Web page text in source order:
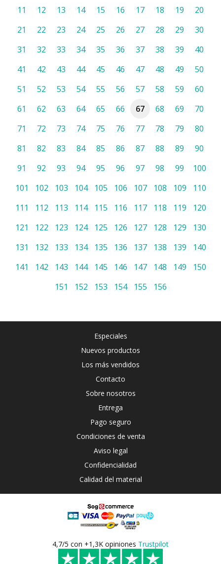
11
12 13 14 15 16 17 18 19
20
21
22 23 24 25 26 27 28 29
30
31
32 33 34 35 36 37 38 39
40
41
42 43 44 45 46 47 48 49
50
51
52 53 54 55 56 57 58 59
60
61
62 63 64 65 66 67 68 69
70
71
72 73 74 75 76 77 78 79
80
81
82 83 84 85 86 87 88 89
90
91
92 93 94 95 96 97 98 99
100
101
102 103 104 105 106 107 108 109
110
111
112 113 114 115 116 117 118 119
120
121
122 123 124 125 126 127 128 129
130
131
132 133 134 135 136 137 138 139
140
141
142 143 144 145 146 147 148 149
150
151
152 153 154 155 156
Especiales
Nuevos productos
Los más vendidos
Contacto
Sobre nosotros
Entrega
Pago seguro
Condiciones de venta
Aviso legal
Confidencialidad
Calidad del material
4,7/5 con +1,3K opiniones Trustpilot